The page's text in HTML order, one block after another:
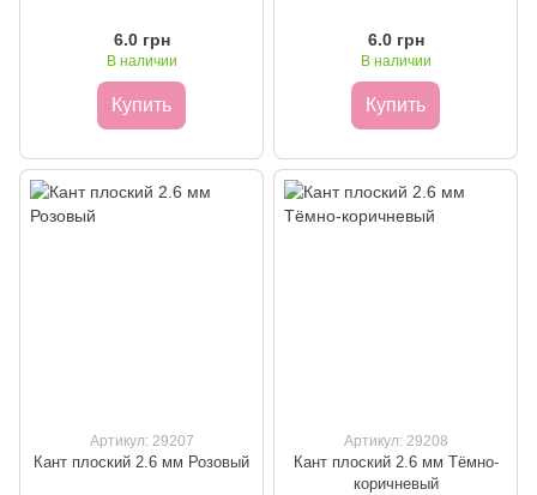
6.0 грн
В наличии
Купить
6.0 грн
В наличии
Купить
Артикул: 29207
Кант плоский 2.6 мм Розовый
Артикул: 29208
Кант плоский 2.6 мм Тёмно-
коричневый